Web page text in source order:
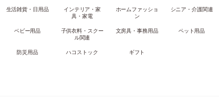
生活雑貨・日用品
インテリア・家
具・家電
ホームファッショ
ン
シニア・介護関連
ベビー用品
子供衣料・スクー
ル関連
文房具・事務用品 ペット用品
防災用品 ハコストック ギフト